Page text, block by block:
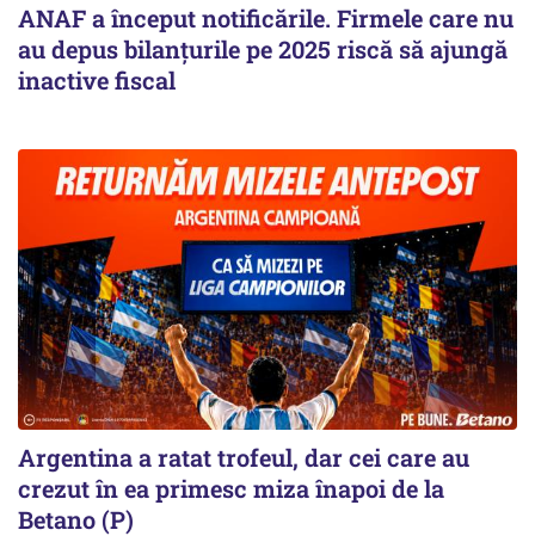
ANAF a început notificările. Firmele care nu
au depus bilanțurile pe 2025 riscă să ajungă
inactive fiscal
Argentina a ratat trofeul, dar cei care au
crezut în ea primesc miza înapoi de la
Betano (P)